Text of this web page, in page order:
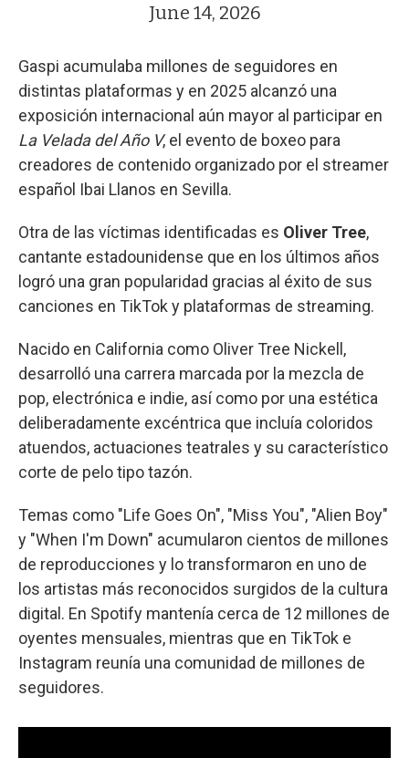
June 14, 2026
Gaspi acumulaba millones de seguidores en
distintas plataformas y en 2025 alcanzó una
exposición internacional aún mayor al participar en
La Velada del Año V, el evento de boxeo para
creadores de contenido organizado por el streamer
español Ibai Llanos en Sevilla.
Otra de las víctimas identificadas es Oliver Tree,
cantante estadounidense que en los últimos años
logró una gran popularidad gracias al éxito de sus
canciones en TikTok y plataformas de streaming.
Nacido en California como Oliver Tree Nickell,
desarrolló una carrera marcada por la mezcla de
pop, electrónica e indie, así como por una estética
deliberadamente excéntrica que incluía coloridos
atuendos, actuaciones teatrales y su característico
corte de pelo tipo tazón.
Temas como "Life Goes On", "Miss You", "Alien Boy"
y "When I'm Down" acumularon cientos de millones
de reproducciones y lo transformaron en uno de
los artistas más reconocidos surgidos de la cultura
digital. En Spotify mantenía cerca de 12 millones de
oyentes mensuales, mientras que en TikTok e
Instagram reunía una comunidad de millones de
seguidores.